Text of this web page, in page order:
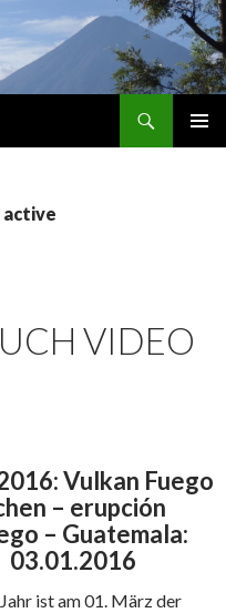
active
VIDEO
Vulkan Fuego
– erupción
– Guatemala:
03.01.2016
ist am 01. März der